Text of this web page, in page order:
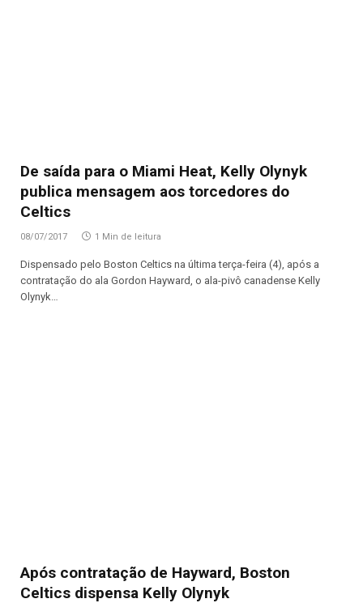
De saída para o Miami Heat, Kelly Olynyk
publica mensagem aos torcedores do
Celtics
08/07/2017 1 Min de leitura
Dispensado pelo Boston Celtics na última terça-feira (4), após a
contratação do ala Gordon Hayward, o ala-pivô canadense Kelly
Olynyk…
Após contratação de Hayward, Boston
Celtics dispensa Kelly Olynyk